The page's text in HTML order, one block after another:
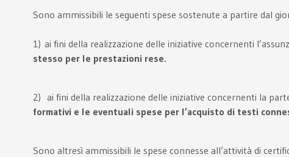
Sono ammissibili le seguenti spese sostenute a partire dal
1) ai fini della realizzazione delle iniziative concernenti
stesso per le prestazioni rese.
2) ai fini della realizzazione delle iniziative concernenti la
formativi e le eventuali spese per l’acquisto di testi
Sono altresì ammissibili le spese connesse all’attività di